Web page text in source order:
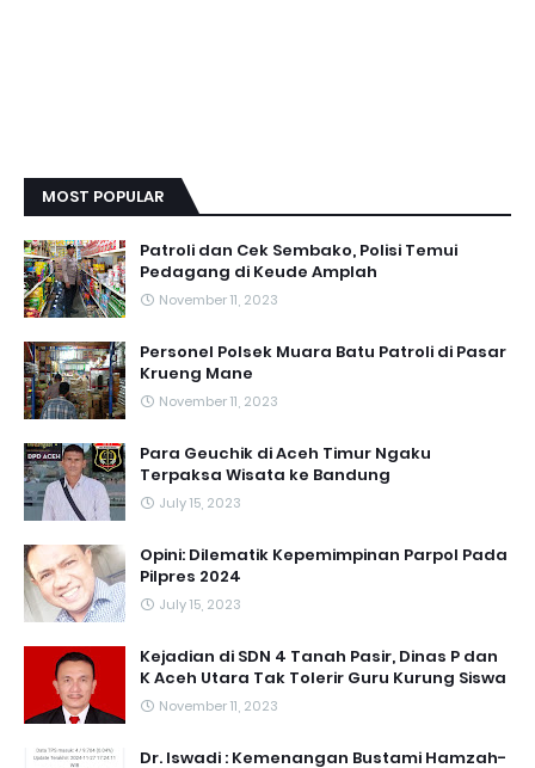
MOST POPULAR
Patroli dan Cek Sembako, Polisi Temui
Pedagang di Keude Amplah
November 11, 2023
Personel Polsek Muara Batu Patroli di Pasar
Krueng Mane
November 11, 2023
Para Geuchik di Aceh Timur Ngaku
Terpaksa Wisata ke Bandung
July 15, 2023
Opini: Dilematik Kepemimpinan Parpol Pada
Pilpres 2024
July 15, 2023
Kejadian di SDN 4 Tanah Pasir, Dinas P dan
K Aceh Utara Tak Tolerir Guru Kurung Siswa
November 11, 2023
Dr. Iswadi : Kemenangan Bustami Hamzah-